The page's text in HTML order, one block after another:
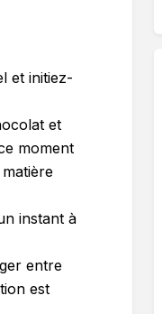
et initiez-
et
moment
instant à
entre
est